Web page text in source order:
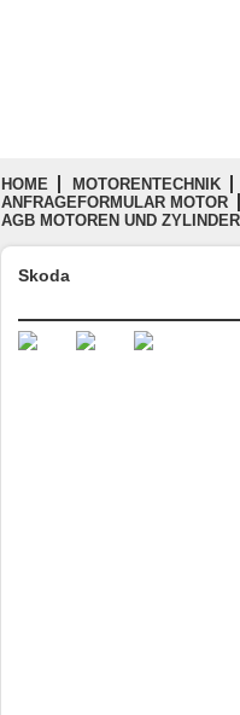
HOME MOTORENTECHNIK
ANFRAGEFORMULAR MOTOR
AGB MOTOREN UND
Skoda